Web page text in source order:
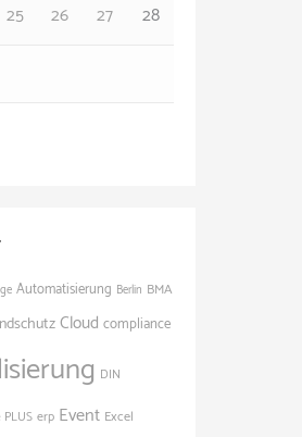
25 26 27
28
Automatisierung Berlin BMA
Cloud compliance
DIN
erp Event Excel